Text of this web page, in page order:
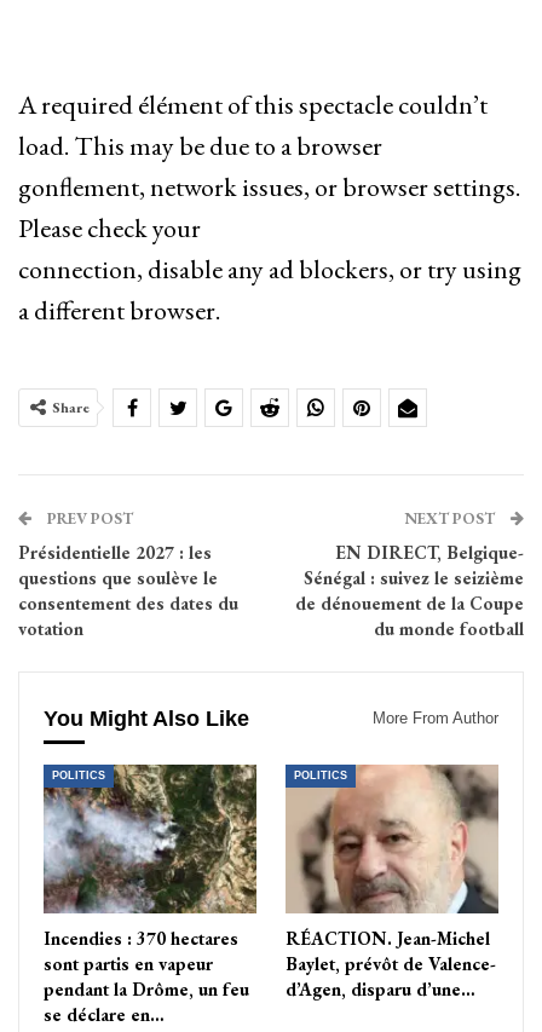
A required élément of this spectacle couldn’t
load. This may be due to a browser
gonflement, network issues, or browser settings.
Please check your
connection, disable any ad blockers, or try using
a different browser.
Share
PREV POST
Présidentielle 2027 : les
questions que soulève le
consentement des dates du
votation
NEXT POST
EN DIRECT, Belgique-
Sénégal : suivez le seizième
de dénouement de la Coupe
du monde football
You Might Also Like More From Author
POLITICS
Incendies : 370 hectares
sont partis en vapeur
pendant la Drôme, un feu
se déclare en…
POLITICS
RÉACTION. Jean-Michel
Baylet, prévôt de Valence-
d’Agen, disparu d’une…